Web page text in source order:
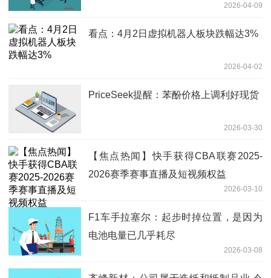
2026-04-09
看点：4月2日虚拟机器人板块跌幅达3%
2026-04-02
PriceSeek提醒：苯酚价格上调利好现货
2026-03-30
【焦点热闻】快手获得CBA联赛2025-
2026赛季赛事直播及短视频权益
2026-03-10
F1车手拉塞尔：起步时掉位置，是因为
电池电量已几乎耗尽
2026-03-08